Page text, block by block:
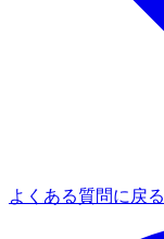
よくある質問に戻る